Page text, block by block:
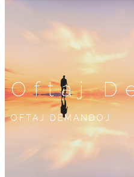
Oftaj
OFTAJ DEMANDOJ